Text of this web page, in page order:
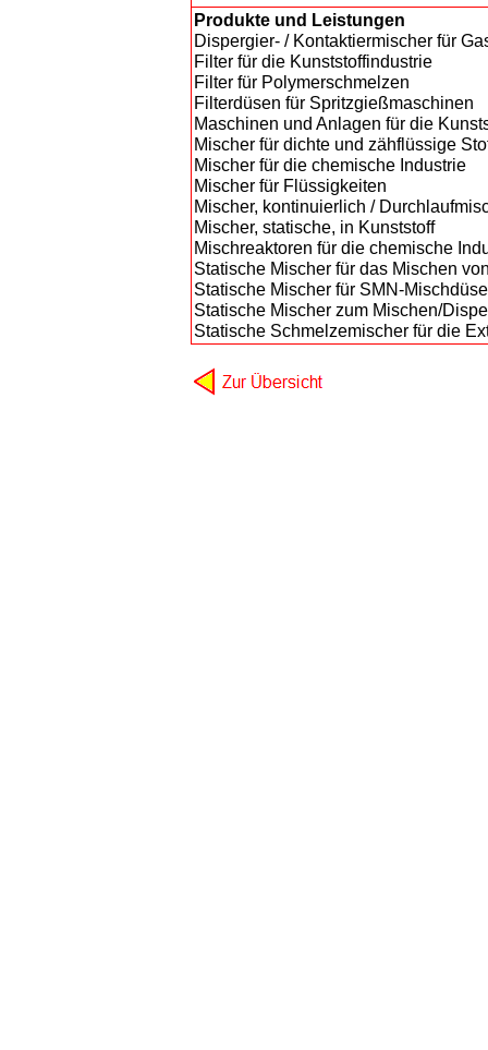
Produkte und Leistungen
Dispergier- / Kontaktiermischer für
Filter für die Kunststoffindustrie
Filter für Polymerschmelzen
Filterdüsen für Spritzgießmaschinen
Maschinen und Anlagen für die
Mischer für dichte und zähflüssige
Mischer für die chemische Industrie
Mischer für Flüssigkeiten
Mischer, kontinuierlich /
Mischer, statische, in Kunststoff
Mischreaktoren für die chemische
Statische Mischer für das Mischen
Statische Mischer für SMN-
Statische Mischer zum Mischen/
Statische Schmelzemischer für die